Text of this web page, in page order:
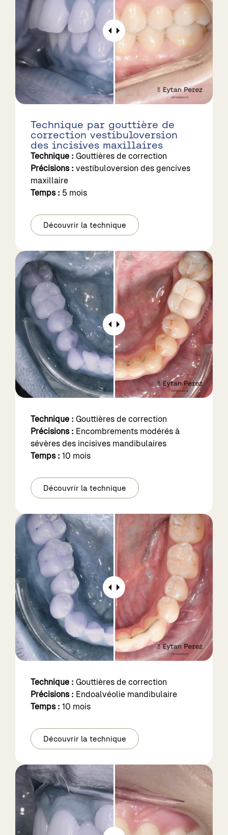
Technique par gouttière de
correction vestibuloversion
des incisives maxillaires
Technique : Gouttières de correction
Précisions : vestibuloversion des gencives
maxillaire
Temps : 5 mois
Découvrir la technique
Technique : Gouttières de correction
Précisions : Encombrements modérés à
sévères des incisives mandibulaires
Temps : 10 mois
Découvrir la technique
Technique : Gouttières de correction
Précisions : Endoalvéolie mandibulaire
Temps : 10 mois
Découvrir la technique